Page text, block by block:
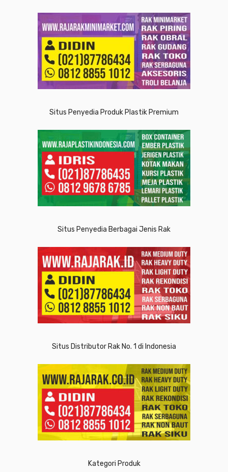
Situs Penyedia Produk Plastik Premium
Situs Penyedia Berbagai Jenis Rak
Situs Distributor Rak No. 1 di Indonesia
Kategori Produk